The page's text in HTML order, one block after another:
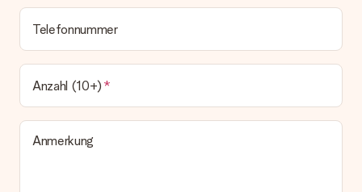
Telefonnummer
Anzahl (10+)
Anmerkung